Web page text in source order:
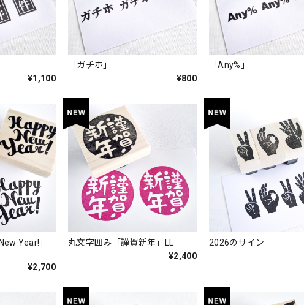
¥1,100
「ガチホ」
¥800
「Any%」
Year!」
¥2,700
丸文字囲み「謹賀新年」LL
¥2,400
2026のサイン